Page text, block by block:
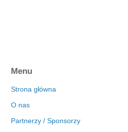
Menu
Strona główna
O nas
Partnerzy / Sponsorzy